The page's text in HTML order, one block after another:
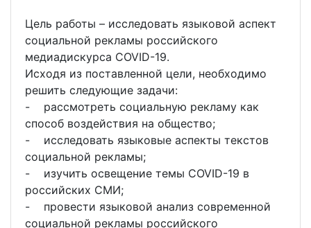
Цель работы – исследовать языковой аспект
социальной рекламы российского
медиадискурса COVID-19.
Исходя из поставленной цели, необходимо
решить следующие задачи:
- рассмотреть социальную рекламу как
способ воздействия на общество;
- исследовать языковые аспекты текстов
социальной рекламы;
- изучить освещение темы СOVID-19 в
российских СМИ;
- провести языковой анализ современной
социальной рекламы российского